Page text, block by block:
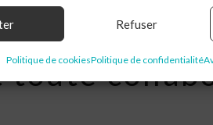
Refuser
Politique de cookiesPolitique de confidentialité
sa